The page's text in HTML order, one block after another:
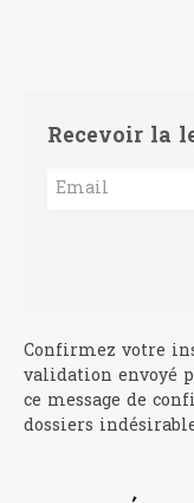
Recevoir la
Confirmez votre
validation envoyé
ce message de
dossiers